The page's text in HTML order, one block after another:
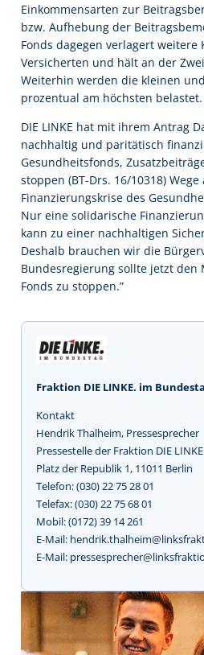
Einkommensarten zur
bzw. Aufhebung der
Fonds dagegen verlagert weitere
Versicherten und hält an der
Weiterhin werden die kleinen
prozentual am höchsten belastet.
DIE LINKE hat mit ihrem Antrag
nachhaltig und paritätisch
Gesundheitsfonds,
stoppen (BT-Drs. 16/10318)
Finanzierungskrise des
Nur eine solidarische
kann zu einer nachhaltigen
Deshalb brauchen wir die
Bundesregierung sollte jetzt den
Fonds zu stoppen.”
Fraktion DIE LINKE. im
Kontakt
Hendrik Thalheim, Pressesprecher
Pressestelle der Fraktion DIE
Platz der Republik 1, 11011 Berlin
Telefon: (030) 22 75 28 01
Telefax: (030) 22 75 68 01
Mobil: (0172) 39 14 261
E-Mail:
E-Mail: